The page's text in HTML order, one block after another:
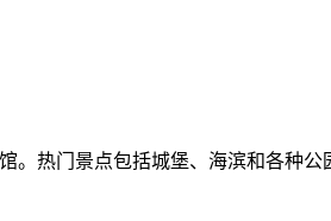
。热门景点包括城堡、海滨和各种公